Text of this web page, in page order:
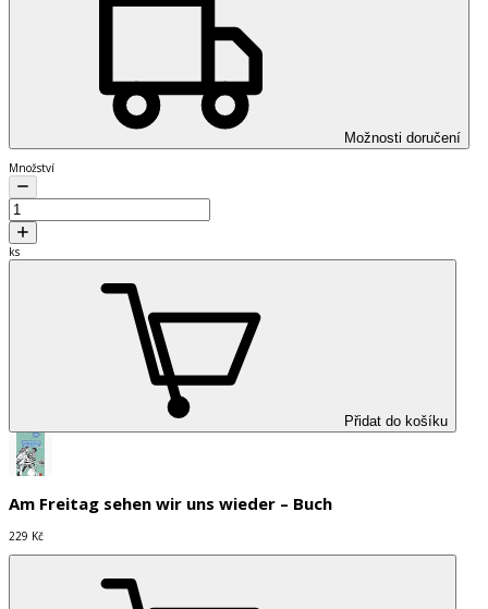
Možnosti doručení
Množství
ks
Přidat do košíku
Am Freitag sehen wir uns wieder – Buch
229 Kč